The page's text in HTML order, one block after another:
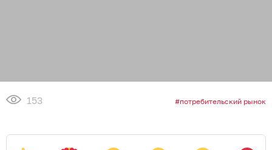
153 потребительский рынок